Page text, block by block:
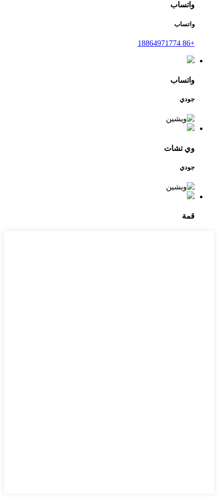
واتساب
واتساب
+86 18864971774
واتساب
جودي
وي تشات
جودي
قمة